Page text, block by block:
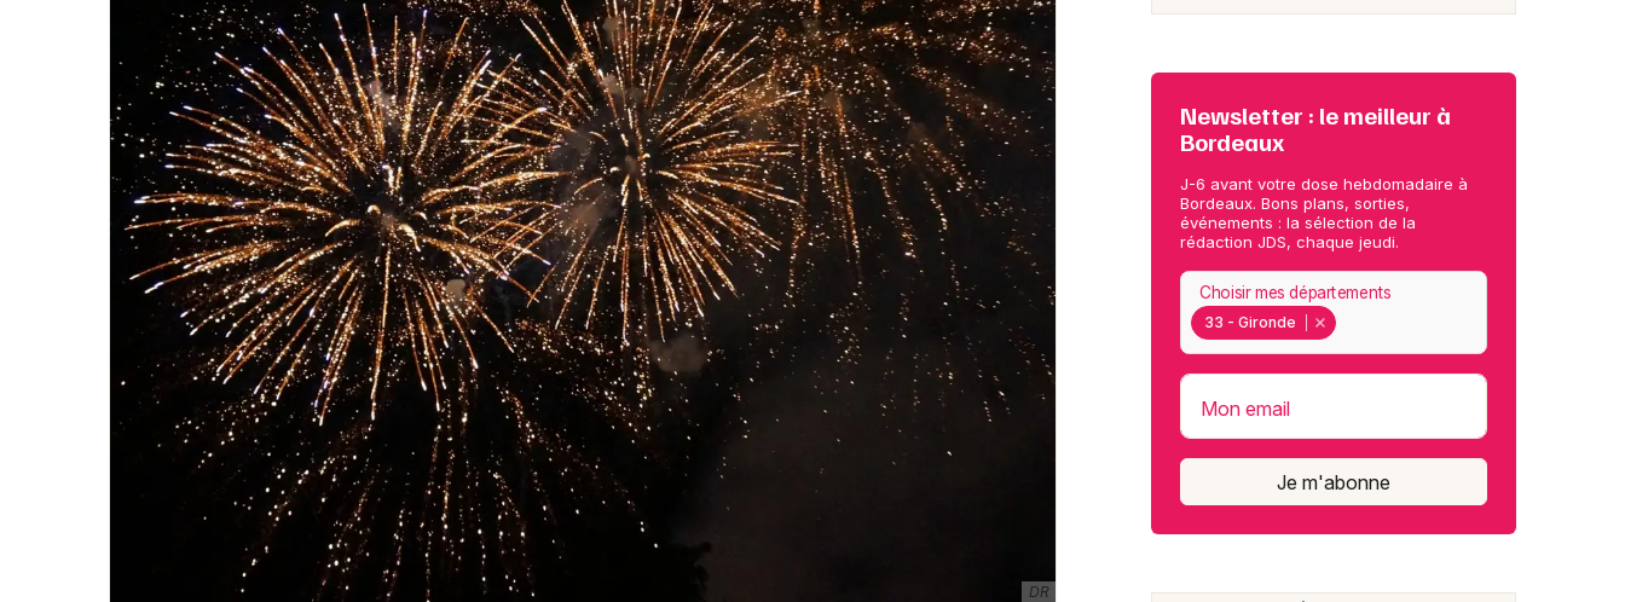
Magazine à Bordeaux
33 - Gironde
Choisir mes départements
Mon email
DR
Newsletter : le meilleur à
Bordeaux
J-6 avant votre dose hebdomadaire à
Bordeaux. Bons plans, sorties,
événements : la sélection de la
rédaction JDS, chaque jeudi.
33 - Gironde
Choisir mes départements
Mon email
Je m'abonne